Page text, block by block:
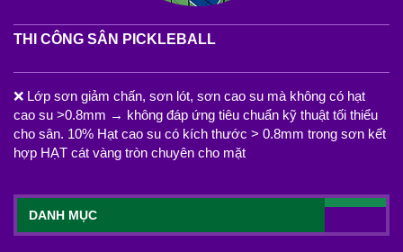
THI CÔNG SÂN PICKLEBALL
❌ Lớp sơn giảm chấn, sơn lót, sơn cao su mà không có hạt
cao su >0.8mm → không đáp ứng tiêu chuẩn kỹ thuật tối thiểu
cho sân. 10% Hạt cao su có kích thước > 0.8mm trong sơn kết
hợp HẠT cát vàng tròn chuyên cho mặt
DANH MỤC